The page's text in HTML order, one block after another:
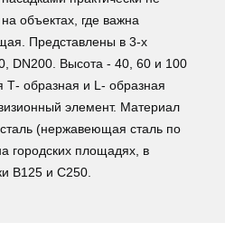
объектах, где важна
Представлены в 3-х
DN200. Высота - 40, 60 и 100
образная и L- образная
элемент. Материал
(нержавеющая сталь по
городских площадях, в
B125 и С250.